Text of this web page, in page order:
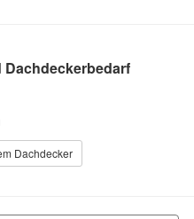
Dachdecker